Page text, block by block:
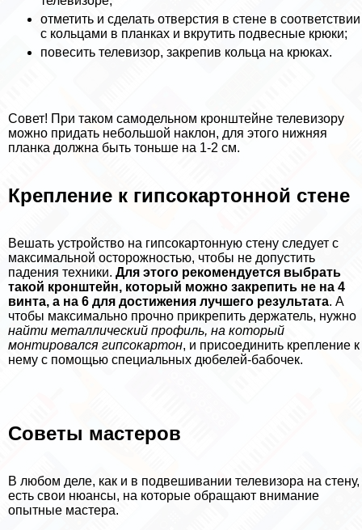
отметить и сделать отверстия в стене в соответствии
с кольцами в планках и вкрутить подвесные крюки;
повесить телевизор, закрепив кольца на крюках.
Совет! При таком самодельном кронштейне телевизору
можно придать небольшой наклон, для этого нижняя
планка должна быть тоньше на 1-2 см.
Крепление к гипсокартонной стене
Вешать устройство на гипсокартонную стену следует с
максимальной осторожностью, чтобы не допустить
падения техники. Для этого рекомендуется выбрать
такой кронштейн, который можно закрепить не на 4
винта, а на 6 для достижения лучшего результата. А
чтобы максимально прочно прикрепить держатель, нужно
найти металлический профиль, на который
монтировался гипсокартон, и присоединить крепление к
нему с помощью специальных дюбелей-бабочек.
Советы мастеров
В любом деле, как и в подвешивании телевизора на стену,
есть свои нюансы, на которые обращают внимание
опытные мастера.